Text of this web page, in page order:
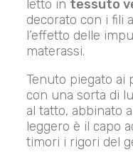
letto in tessuto
decorato con i fili
l’effetto delle
materassi.
Tenuto piegato ai
con una sorta di
al tatto, abbinato
leggero è il capo
timori i rigori del